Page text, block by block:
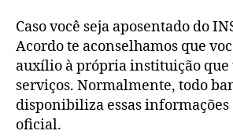
Caso você seja aposentado do
Acordo te aconselhamos que
auxílio à própria instituição que
serviços. Normalmente, todo
disponibiliza essas informações
oficial.